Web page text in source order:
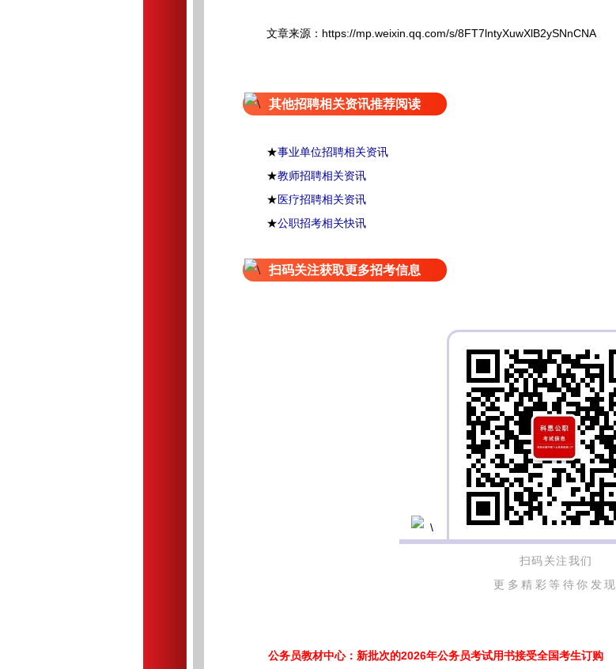
文章来源：https://mp.weixin.qq.com/s/8FT7lntyXuwXlB2ySNnCNA
其他招聘相关资讯推荐阅读
★事业单位招聘相关资讯
★教师招聘相关资讯
★医疗招聘相关资讯
★公职招考相关快讯
扫码关注获取更多招考信息
扫码关注我们
更多精彩等待你发现
公务员教材中心：新批次的2026年公务员考试用书接受全国考生订购